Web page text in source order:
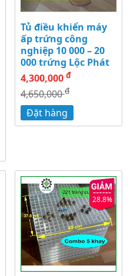
Tủ điều khiển máy
ấp trứng công
nghiệp 10 000 – 20
000 trứng Lộc Phát
4,300,000 đ
4,650,000đ
Đặt hàng
28.8%